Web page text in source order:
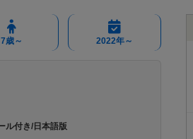
7歳～ 2022年～
ル付き/日本語版